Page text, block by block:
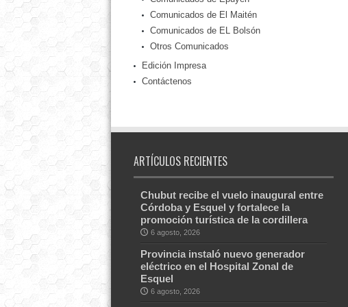
Comunicados de El Maitén
Comunicados de EL Bolsón
Otros Comunicados
Edición Impresa
Contáctenos
ARTÍCULOS RECIENTES
Chubut recibe el vuelo inaugural entre
Córdoba y Esquel y fortalece la
promoción turística de la cordillera
6 agosto, 2026
Provincia instaló nuevo generador
eléctrico en el Hospital Zonal de
Esquel
6 agosto, 2026